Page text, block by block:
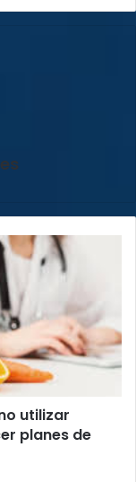
utilizar
planes de